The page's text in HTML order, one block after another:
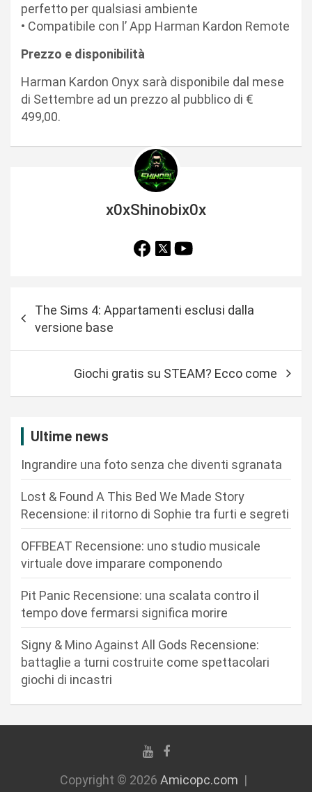
perfetto per qualsiasi ambiente
• Compatibile con l’ App Harman Kardon Remote
Prezzo e disponibilità
Harman Kardon Onyx sarà disponibile dal mese
di Settembre ad un prezzo al pubblico di €
499,00.
x0xShinobix0x
i
The Sims 4: Appartamenti esclusi dalla
versione base
Giochi gratis su STEAM? Ecco come
Ultime news
Ingrandire una foto senza che diventi sgranata
Lost & Found A This Bed We Made Story
Recensione: il ritorno di Sophie tra furti e segreti
OFFBEAT Recensione: uno studio musicale
virtuale dove imparare componendo
Pit Panic Recensione: una scalata contro il
tempo dove fermarsi significa morire
Signy & Mino Against All Gods Recensione:
battaglie a turni costruite come spettacolari
giochi di incastri
Copyright © 2026 Amicopc.com